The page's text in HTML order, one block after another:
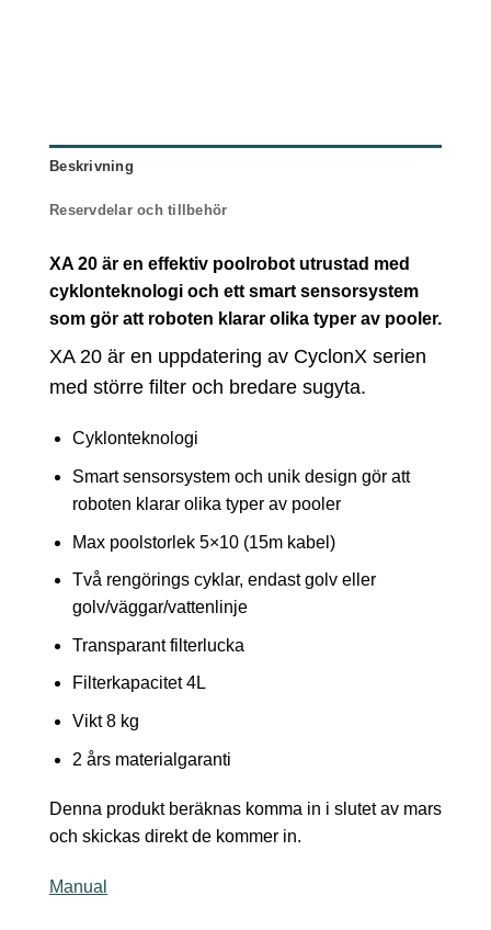
Beskrivning
Reservdelar och tillbehör
XA 20 är en effektiv poolrobot utrustad med
cyklonteknologi och ett smart sensorsystem
som gör att roboten klarar olika typer av pooler.
XA 20 är en uppdatering av CyclonX serien
med större filter och bredare sugyta.
Cyklonteknologi
Smart sensorsystem och unik design gör att
roboten klarar olika typer av pooler
Max poolstorlek 5×10 (15m kabel)
Två rengörings cyklar, endast golv eller
golv/väggar/vattenlinje
Transparant filterlucka
Filterkapacitet 4L
Vikt 8 kg
2 års materialgaranti
Denna produkt beräknas komma in i slutet av mars
och skickas direkt de kommer in.
Manual